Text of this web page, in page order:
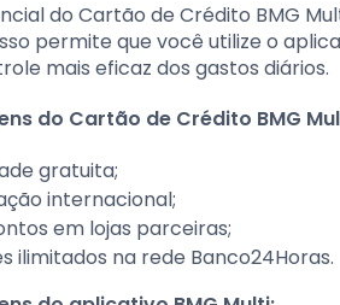
do Cartão de Crédito BMG
permite que você utilize o
mais eficaz dos gastos diários.
do Cartão de Crédito BMG
gratuita;
internacional;
em lojas parceiras;
ilimitados na rede Banco24Horas.